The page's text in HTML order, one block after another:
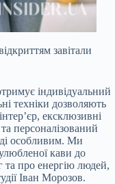
завітали
індивідуальний
техніки дозволяють
ексклюзивні
персоналізований
особливим. Ми
кави до
та про енергію людей,
Іван Морозов.